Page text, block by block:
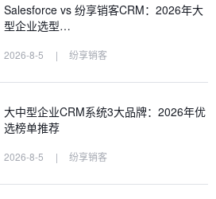
Salesforce vs 纷享销客CRM：2026年大
型企业选型…
2026-8-5 | 纷享销客
大中型企业CRM系统3大品牌：2026年优
选榜单推荐
2026-8-5 | 纷享销客